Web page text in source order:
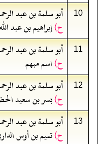
10 أبو سلمة بن عبد
ح)إبراهيم بن عبد
11 أبو سلمة بن عبد
ح)اسم مبهم
12 أبو سلمة بن عبد
ح)بسر بن سعيد
13 أبو سلمة بن عبد
ح)تميم بن أوس